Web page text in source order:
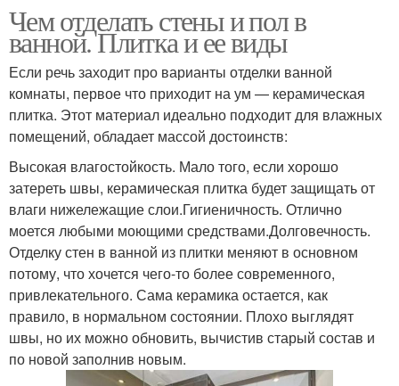
Чем отделать стены и пол в
ванной. Плитка и ее виды
Если речь заходит про варианты отделки ванной
комнаты, первое что приходит на ум — керамическая
плитка. Этот материал идеально подходит для влажных
помещений, обладает массой достоинств:
Высокая влагостойкость. Мало того, если хорошо
затереть швы, керамическая плитка будет защищать от
влаги нижележащие слои.Гигиеничность. Отлично
моется любыми моющими средствами.Долговечность.
Отделку стен в ванной из плитки меняют в основном
потому, что хочется чего-то более современного,
привлекательного. Сама керамика остается, как
правило, в нормальном состоянии. Плохо выглядят
швы, но их можно обновить, вычистив старый состав и
по новой заполнив новым.